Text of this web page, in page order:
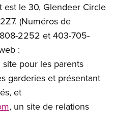
est le 30, Glendeer Circle
(Numéros de
2252 et 403-705-
:
site pour les parents
garderies et présentant
et
, un site de relations